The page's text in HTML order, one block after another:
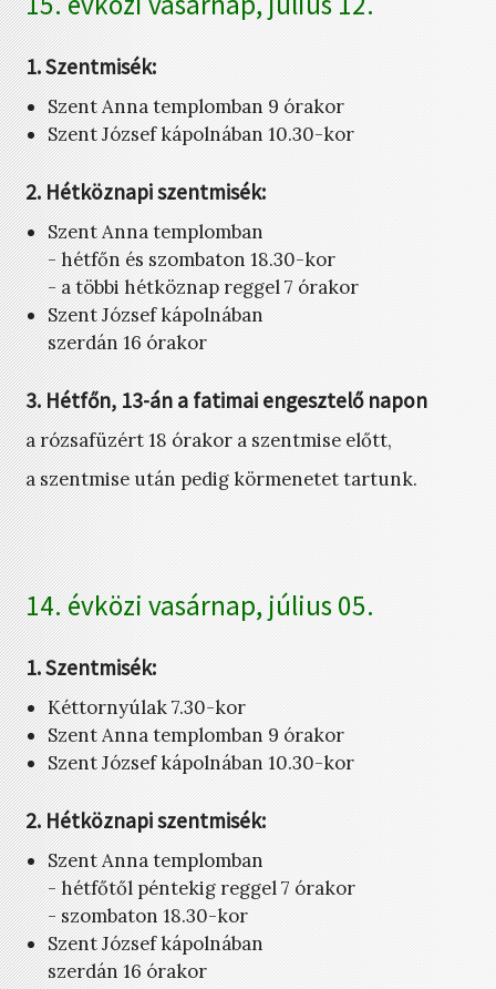
1. Szentmisék:
Szent Anna templomban 9 órakor
Szent József kápolnában 10.30-kor
2. Hétköznapi szentmisék:
Szent Anna templomban
- hétfőn és szombaton 18.30-kor
- a többi hétköznap reggel 7 órakor
Szent József kápolnában
szerdán 16 órakor
3. Hétfőn, 13-án a fatimai engesztelő napon
a rózsafüzért 18 órakor a szentmise előtt,
a szentmise után pedig körmenetet tartunk.
14. évközi vasárnap, július 05.
1. Szentmisék:
Kéttornyúlak 7.30-kor
Szent Anna templomban 9 órakor
Szent József kápolnában 10.30-kor
2. Hétköznapi szentmisék:
Szent Anna templomban
- hétfőtől péntekig reggel 7 órakor
- szombaton 18.30-kor
Szent József kápolnában
szerdán 16 órakor